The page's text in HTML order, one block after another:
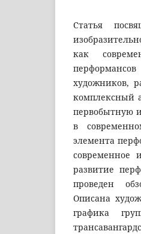
Статья
как
художников,
комплексный
первобытную
в
элемента
современное
развитие
проведен
Описана
графика